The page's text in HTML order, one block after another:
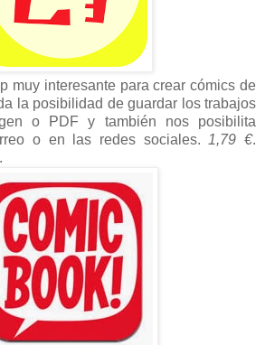
muy interesante para crear cómics de
la posibilidad de guardar los trabajos
o PDF y también nos posibilita
o en las redes sociales. 1,79 €.